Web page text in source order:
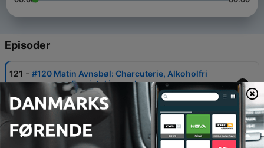
Episoder
121 - #120 Matin Avnsbøl: Charcuterie, Alkoholfri
pagne og En pistol i smasken
08 maj 2026
#119 Louise Lorentzen: Dating for voksne
24 apr. 2026